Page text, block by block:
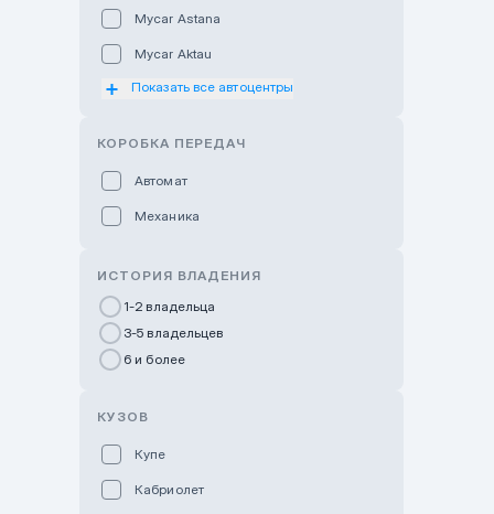
Mycar Astana
Mycar Aktau
Mycar Uralsk
GWM Nurly Zhol
Chery Astana
Показать все автоцентры
КОРОБКА ПЕРЕДАЧ
Автомат
Механика
ИСТОРИЯ ВЛАДЕНИЯ
1-2 владельца
3-5 владельцев
6 и более
КУЗОВ
Купе
Кабриолет